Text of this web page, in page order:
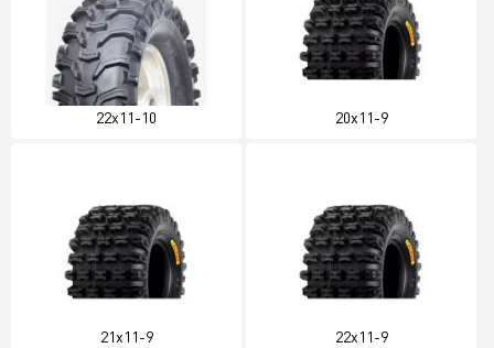
22x11-10 20x11-9
21x11-9 22x11-9